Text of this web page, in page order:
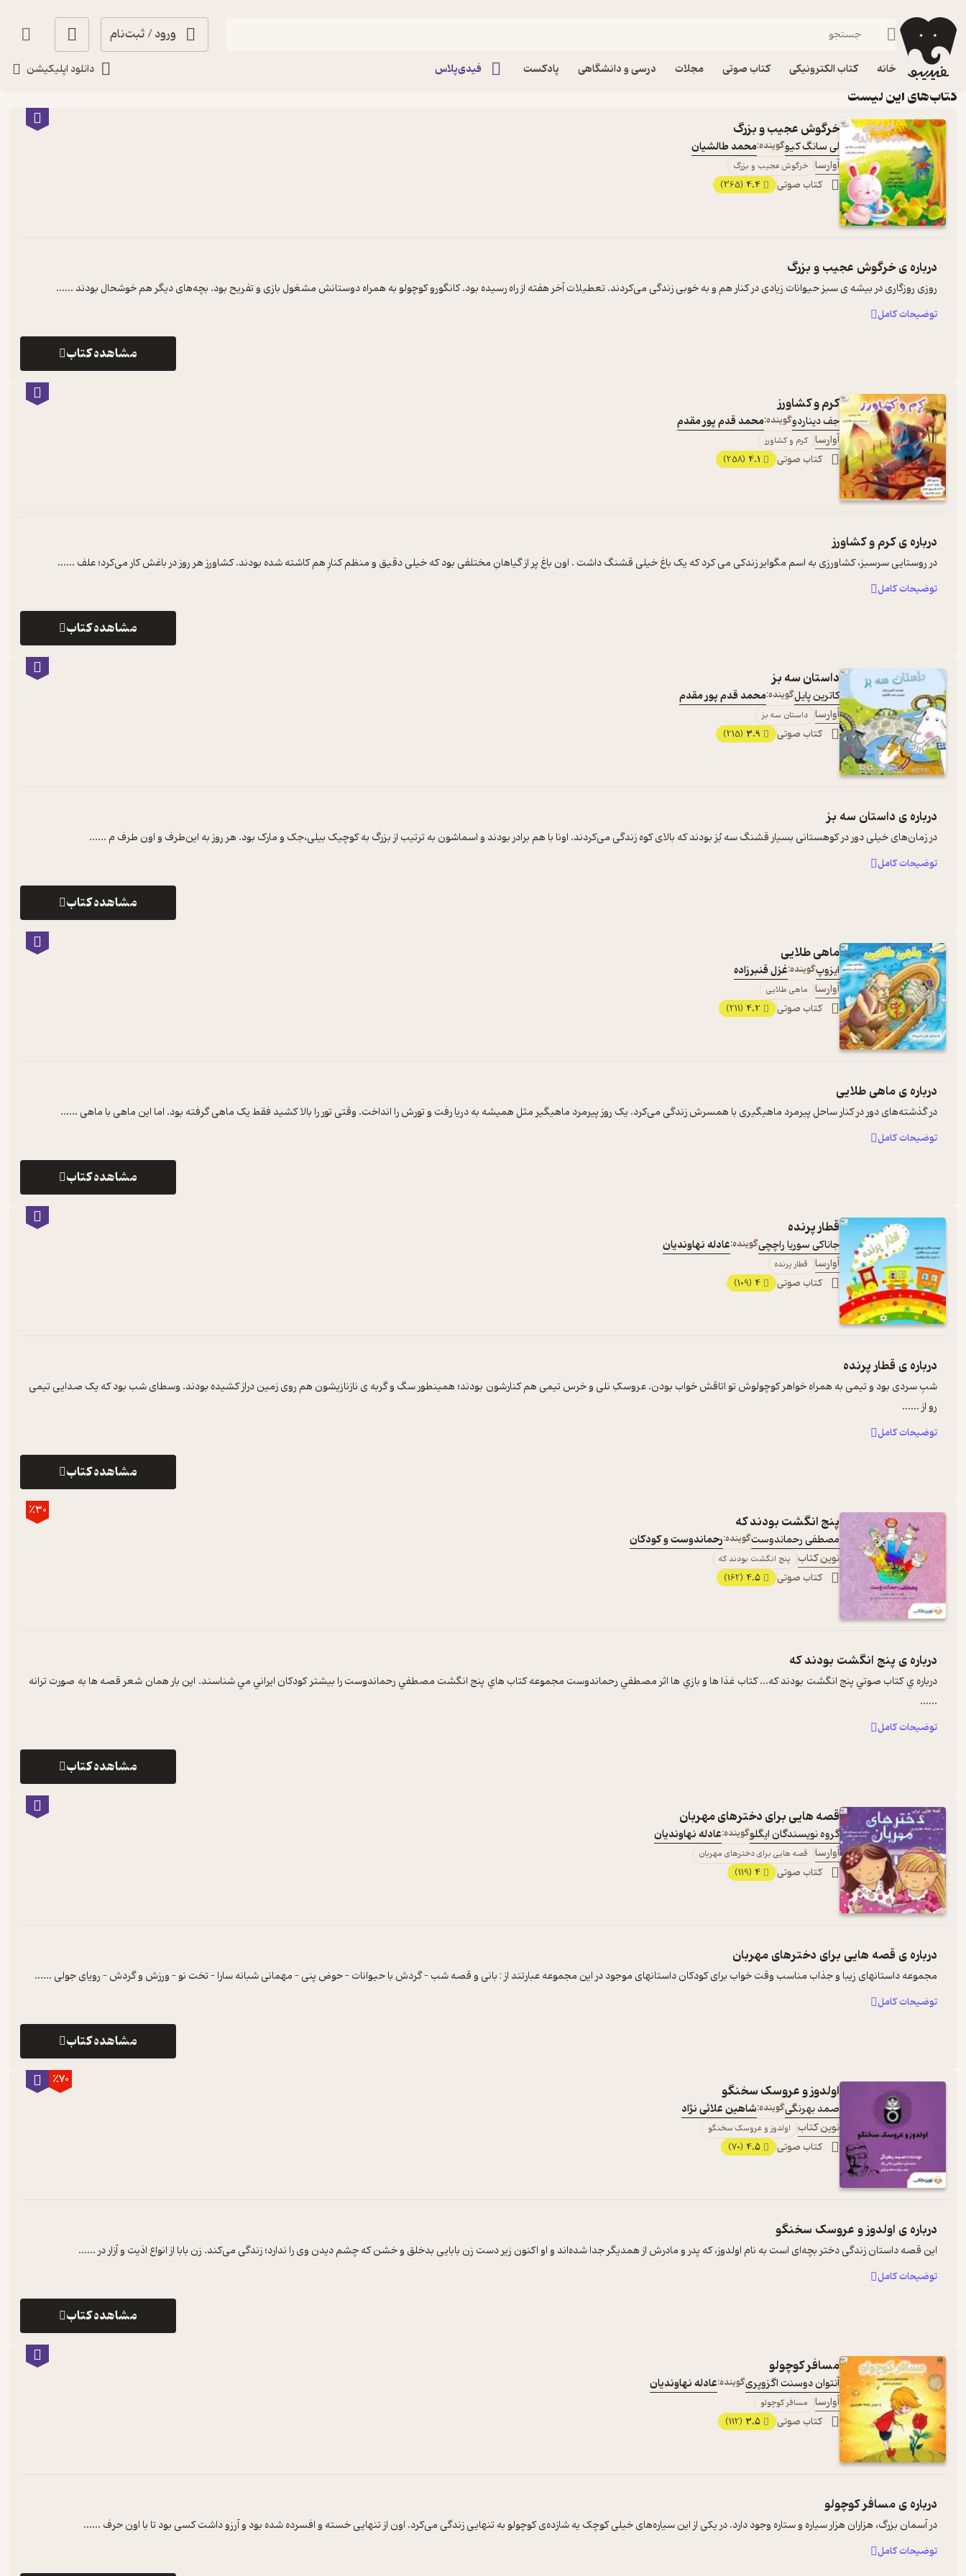
ورود / ثبت‌نام
خانه کتاب الکترونیکی کتاب صوتی مجلات درسی و دانشگاهی پادکست فیدی‌پلاس دانلود اپلیکیشن
کودک و نوجوان - کمتر از 30
کتاب‌های این لیست
خرگوش عجیب و بزرگ
لی سانگ کیوگوینده:محمد طالشیان
آوارسا خرگوش عجیب و بزرگ
کتاب صوتی 4.4
(365)
درباره یخرگوش عجیب و بزرگ
روزی روزگاری در بیشه ی سبز حیوانات زیادی در کنار هم و به خوبی زندگی می‌کردند. تعطیلات آخر هفته از راه رسیده بود. کانگورو کوچولو به همراه دوستانش مشغول بازی و تفریح بود. بچه‌های دیگر هم خوشحال بودند ......
توضیحات کامل
مشاهده کتاب
کرم و کشاورز
جف دیناردوگوینده:محمد قدم پور مقدم
آوارسا کرم و کشاورز
کتاب صوتی 4.1
(258)
درباره یکرم و کشاورز
در روستایی سرسبز، کشاورزی به اسم مگوایر زندکی می ‌کرد که یک باغ خیلی قشنگ داشت . اون باغ پر از گیاهانِ مختلفی بود که خیلی دقیق و منظم کنارِ هم کاشته شده بودند. کشاورز هر روز در باغش کار می‌کرد؛ علف­ ......
توضیحات کامل
مشاهده کتاب
داستان سه بز
کاترین پایلگوینده:محمد قدم پور مقدم
آوارسا داستان سه بز
کتاب صوتی 3.9
(215)
درباره ی داستان سه بز
در زمان‌‌های خیلی دور در کوهستانی بسیار قشنگ سه بُز بودند که بالای کوه زندگی می‌کردند. اونا با هم برادر بودند و اسماشون به‌ ترتیب از بزرگ به کوچیک بیلی،جک و مارک بود. هر روز به این‌طرف و اون‌ طرف م ......
توضیحات کامل
مشاهده کتاب
ماهی طلایی
ایزوپگوینده:غزل قنبرزاده
آوارسا
ماهی طلایی
کتاب صوتی 4.2
(211)
درباره یماهی طلایی
در گذشته‌های دور در کنار ساحل پیرمرد ماهیگیری با همسرش زندگی می‌کرد. یک روز پیرمرد ماهیگیر مثل همیشه به دریا رفت و تورش را انداخت. وقتی تور را بالا کشید فقط یک ماهی گرفته بود. اما این ماهی با ماهی‌ ......
توضیحات کامل
مشاهده کتاب
قطار پرنده
جاناکی سوریا راچچیگوینده:عادله نهاوندیان
آوارسا
قطار پرنده
کتاب صوتی 4
(109)
درباره ی قطار پرنده
شبِ سردی بود و تیمی به همراه خواهر کوچولوش تو اتاقش خواب بودن. عروسکِ نلی و خرس تیمی هم کنارشون بودند؛ همینطور سگ و گربه ی نازنازیشون هم روی زمین دراز کشیده بودند. وسطای شب بود که یک صدایی تیمی
رو از ......
توضیحات کامل
مشاهده کتاب
٪30
پنج انگشت بودند که
مصطفی رحماندوستگوینده:رحماندوست و کودکان
نوین کتاب
پنج انگشت بودند که
کتاب صوتی 4.5
(162)
درباره ی پنج انگشت بودند که
درباره ي کتاب صوتي پنج انگشت بودند که... کتاب غذا ها و بازي ها اثر مصطفي رحماندوست مجموعه کتاب هاي پنج انگشت مصطفي رحماندوست را بيشتر کودکان ايراني مي شناسند. اين بار همان شعر قصه ها به صورت ترانه
...
...
توضیحات کامل
مشاهده کتاب
قصه هایی برای دخترهای مهربان
گروه نویسندگان ایگلوگوینده:عادله نهاوندیان
آوارسا
قصه هایی برای دخترهای مهربان
کتاب صوتی 4
(119)
درباره ی قصه هایی برای دخترهای مهربان
مجموعه داستانهای زیبا و جذاب مناسب وقت خواب برای کودکان داستانهای موجود در این مجموعه عبارتند از : بانی و قصه شب – گردش با حیوانات – حوض پنی – مهمانی شبانه سارا – تخت نو – ورزش و گردش – رویای جولی ......
توضیحات کامل
مشاهده کتاب
٪70
اولدوز و عروسک سخنگو
صمد بهرنگیگوینده:شاهین علائی نژاد
نوین کتاب
اولدوز و عروسک سخنگو
کتاب صوتی 4.5
(70)
درباره ی اولدوز و عروسک سخنگو
این قصه داستان زندگی دختر بچه‌ای است به نام اولدوز، که پدر و مادرش از همدیگر جدا شده‌اند و او اکنون زیر دست زن بابایی بدخلق و خشن که چشم دیدن وی را ندارد؛ زندگی می‌کند. زن بابا از انواع اذیت و آزار در ......
توضیحات کامل
مشاهده کتاب
مسافر کوچولو
آنتوان دوسنت اگزوپریگوینده:عادله نهاوندیان
آوارسا
مسافر کوچولو
کتاب صوتی 3.5
(112)
درباره یمسافر کوچولو
در آسمان بزرگ، هزاران هزار سیاره و ستاره وجود دارد. در یکی از این سیاره‌های خیلی کوچک یه شازده‌ی کوچولو به تنهایی زندگی می‌کرد. اون از تنهایی خسته و افسرده شده بود و آرزو داشت کسی بود تا با اون حرف ......
توضیحات کامل